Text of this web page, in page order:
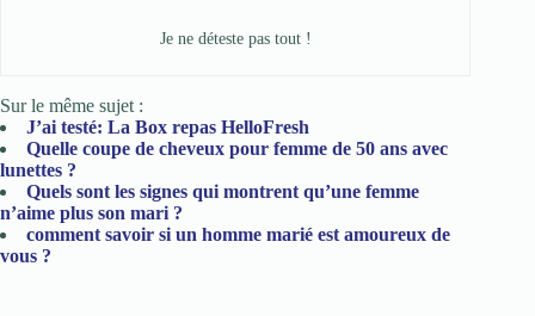
Je ne déteste pas tout !
Sur le même sujet :
J’ai testé: La Box repas HelloFresh
Quelle coupe de cheveux pour femme de 50 ans avec
lunettes ?
Quels sont les signes qui montrent qu’une femme
n’aime plus son mari ?
comment savoir si un homme marié est amoureux de
vous​ ?